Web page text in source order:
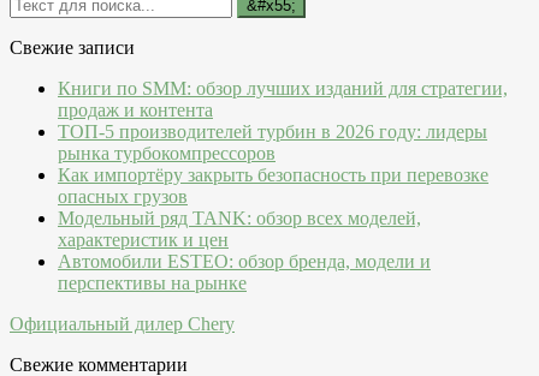
Свежие записи
Книги по SMM: обзор лучших изданий для стратегии,
продаж и контента
ТОП-5 производителей турбин в 2026 году: лидеры
рынка турбокомпрессоров
Как импортёру закрыть безопасность при перевозке
опасных грузов
Модельный ряд TANK: обзор всех моделей,
характеристик и цен
Автомобили ESTEO: обзор бренда, модели и
перспективы на рынке
Официальный дилер Chery
Свежие комментарии